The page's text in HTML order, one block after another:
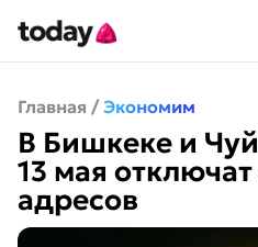
Главная / Экономим
В Бишкеке и
13 мая
адресов